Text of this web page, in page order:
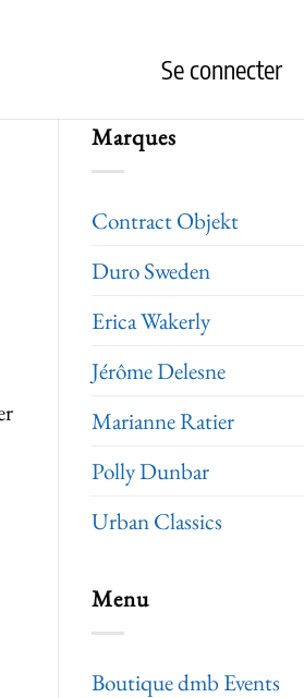
Se connecter
Marques
Contract Objekt
Duro Sweden
Erica Wakerly
Jérôme Delesne
Marianne Ratier
Polly Dunbar
Urban Classics
Menu
Boutique dmb Events